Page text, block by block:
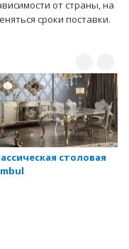
от страны, на
сроки поставки.
столовая